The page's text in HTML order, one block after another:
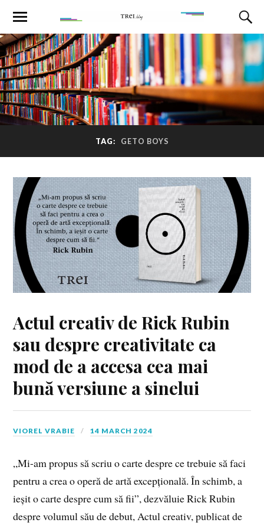
TAG: GETO BOYS
Actul creativ de Rick Rubin
sau despre creativitate ca
mod de a accesa cea mai
bună versiune a sinelui
VIOREL VRABIE 14 MARCH 2024
„Mi-am propus să scriu o carte despre ce trebuie să faci
pentru a crea o operă de artă excepțională. În schimb, a
ieșit o carte despre cum să fii”, dezvăluie Rick Rubin
despre volumul său de debut, Actul creativ, publicat de